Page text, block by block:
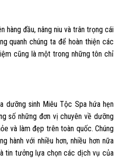
hàng đầu, nâng niu và trân trọng cái
quanh chúng ta để hoàn thiện các
cũng là một trong những tôn chỉ
dưỡng sinh Miêu Tộc Spa hứa hẹn
số những đơn vị chuyên về dưỡng
và làm đẹp trên toàn quốc. Chúng
hành với nhiều hơn, nhiều hơn nữa
tin tưởng lựa chọn các dịch vụ của